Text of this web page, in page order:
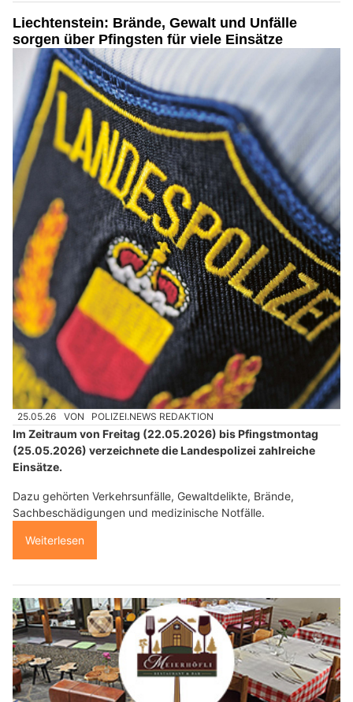
Liechtenstein: Brände, Gewalt und Unfälle
sorgen über Pfingsten für viele Einsätze
25.05.26 VON POLIZEI.NEWS REDAKTION
Im Zeitraum von Freitag (22.05.2026) bis Pfingstmontag
(25.05.2026) verzeichnete die Landespolizei zahlreiche
Einsätze.
Dazu gehörten Verkehrsunfälle, Gewaltdelikte, Brände,
Sachbeschädigungen und medizinische Notfälle.
Weiterlesen